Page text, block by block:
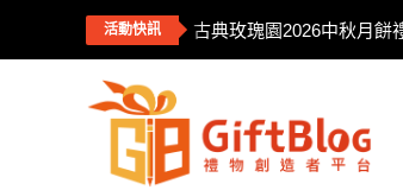
活動快訊 古典玫瑰園2026中秋月餅